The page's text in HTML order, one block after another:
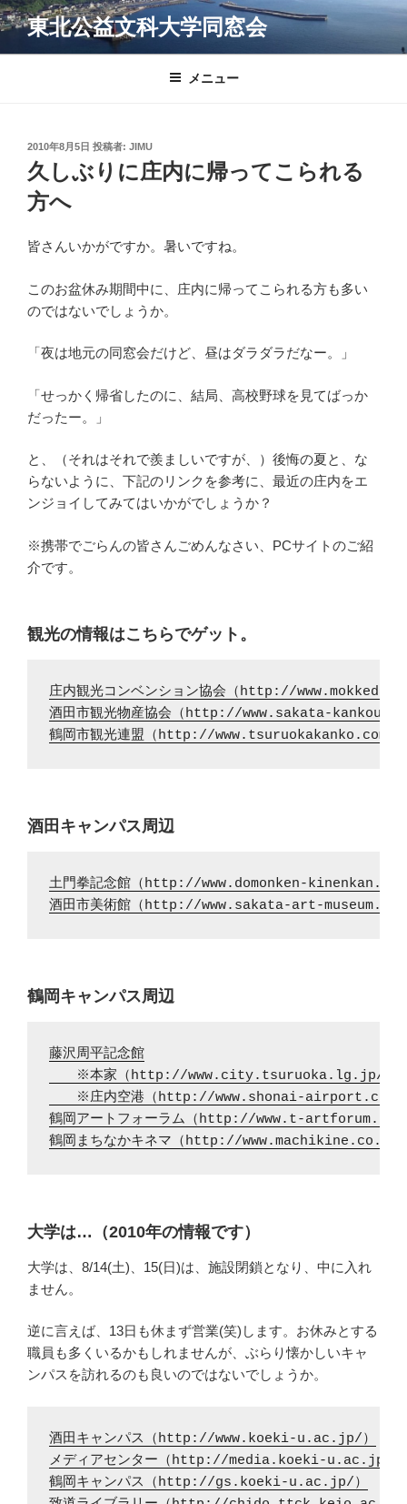
コ
ン
テ
東北公益文科大学同窓会
メニュー
投
稿
日:
2010年8月5日 投稿者: JIMU
久しぶりに庄内に帰ってこられる
方へ
皆さんいかがですか。暑いですね。
このお盆休み期間中に、庄内に帰ってこられる方も多い
のではないでしょうか。
「夜は地元の同窓会だけど、昼はダラダラだなー。」
「せっかく帰省したのに、結局、高校野球を見てばっか
だったー。」
と、（それはそれで羨ましいですが、）後悔の夏と、な
らないように、下記のリンクを参考に、最近の庄内をエ
ンジョイしてみてはいかがでしょうか？
※携帯でごらんの皆さんごめんなさい、PCサイトのご紹
介です。
観光の情報はこちらでゲット。
庄内観光コンベンション協会（http://
酒田市観光物産協会（http://www.sakata-
鶴岡市観光連盟（http://www.tsuruokakanko.com/
酒田キャンパス周辺
土門拳記念館（http://www.domonken-kinenkan.jp/
酒田市美術館（http://www.sakata-art-museum.jp/
鶴岡キャンパス周辺
藤沢周平記念館
※本家（http://www.city.tsuruoka.lg.jp/
※庄内空港（http://www.shonai-
鶴岡アートフォーラム（http://www.t-
鶴岡まちなかキネマ（http://www.machikine.co.jp/
大学は…（2010年の情報です）
大学は、8/14(土)、15(日)は、施設閉鎖となり、中に入れ
ません。
逆に言えば、13日も休まず営業(笑)します。お休みとする
職員も多くいるかもしれませんが、ぶらり懐かしいキャ
ンパスを訪れるのも良いのではないでしょうか。
酒田キャンパス（http://www.koeki-u.ac.jp/）
メディアセンター（http://media.koeki-u.ac.jp/）
鶴岡キャンパス（http://gs.koeki-u.ac.jp/）